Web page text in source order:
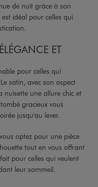
de nuit grâce à son
idéal pour celles qui
ET
pour celles qui
satin, avec son aspect
nuisette une allure chic et
gracieux vous
jusqu'au lever.
optez pour une pièce
tout en vous offrant
pour celles qui veulent
leur sommeil.